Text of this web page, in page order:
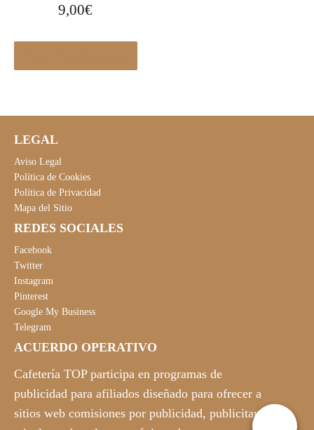
9,00€
LEGAL
Aviso Legal
Política de Cookies
Política de Privacidad
Mapa del Sitio
REDES SOCIALES
Facebook
Twitter
Instagram
Pinterest
Google My Business
Telegram
ACUERDO OPERATIVO
Cafetería TOP participa en programas de
publicidad para afiliados diseñado para ofrecer a
sitios web comisiones por publicidad, publicitando